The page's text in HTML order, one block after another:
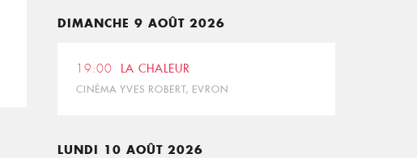
DIMANCHE 9 AOÛT 2026
19:00 LA CHALEUR
CINÉMA YVES ROBERT, EVRON
LUNDI 10 AOÛT 2026